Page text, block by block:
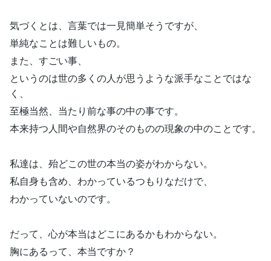
気づくとは、言葉では一見簡単そうですが、
単純なことは難しいもの。
また、すごい事、
というのは世の多くの人が思うような派手なことではな
く、
至極当然、当たり前な事の中の事です。
本来持つ人間や自然界のそのものの現象の中のことです。
私達は、殆どこの世の本当の姿がわからない。
私自身も含め、わかっているつもりなだけで、
わかっていないのです。
だって、心が本当はどこにあるかもわからない。
胸にあるって、本当ですか？